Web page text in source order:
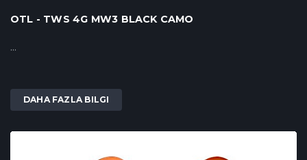
OTL - TWS 4G MW3 BLACK CAMO
...
DAHA FAZLA BILGI